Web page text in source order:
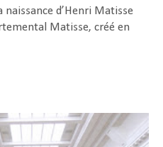
naissance d’Henri Matisse
Matisse, créé en